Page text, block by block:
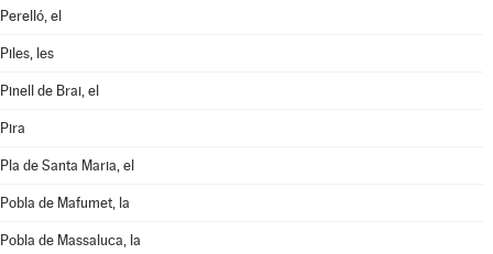
Perelló, el
Piles, les
Pinell de Brai, el
Pira
Pla de Santa Maria, el
Pobla de Mafumet, la
Pobla de Massaluca, la